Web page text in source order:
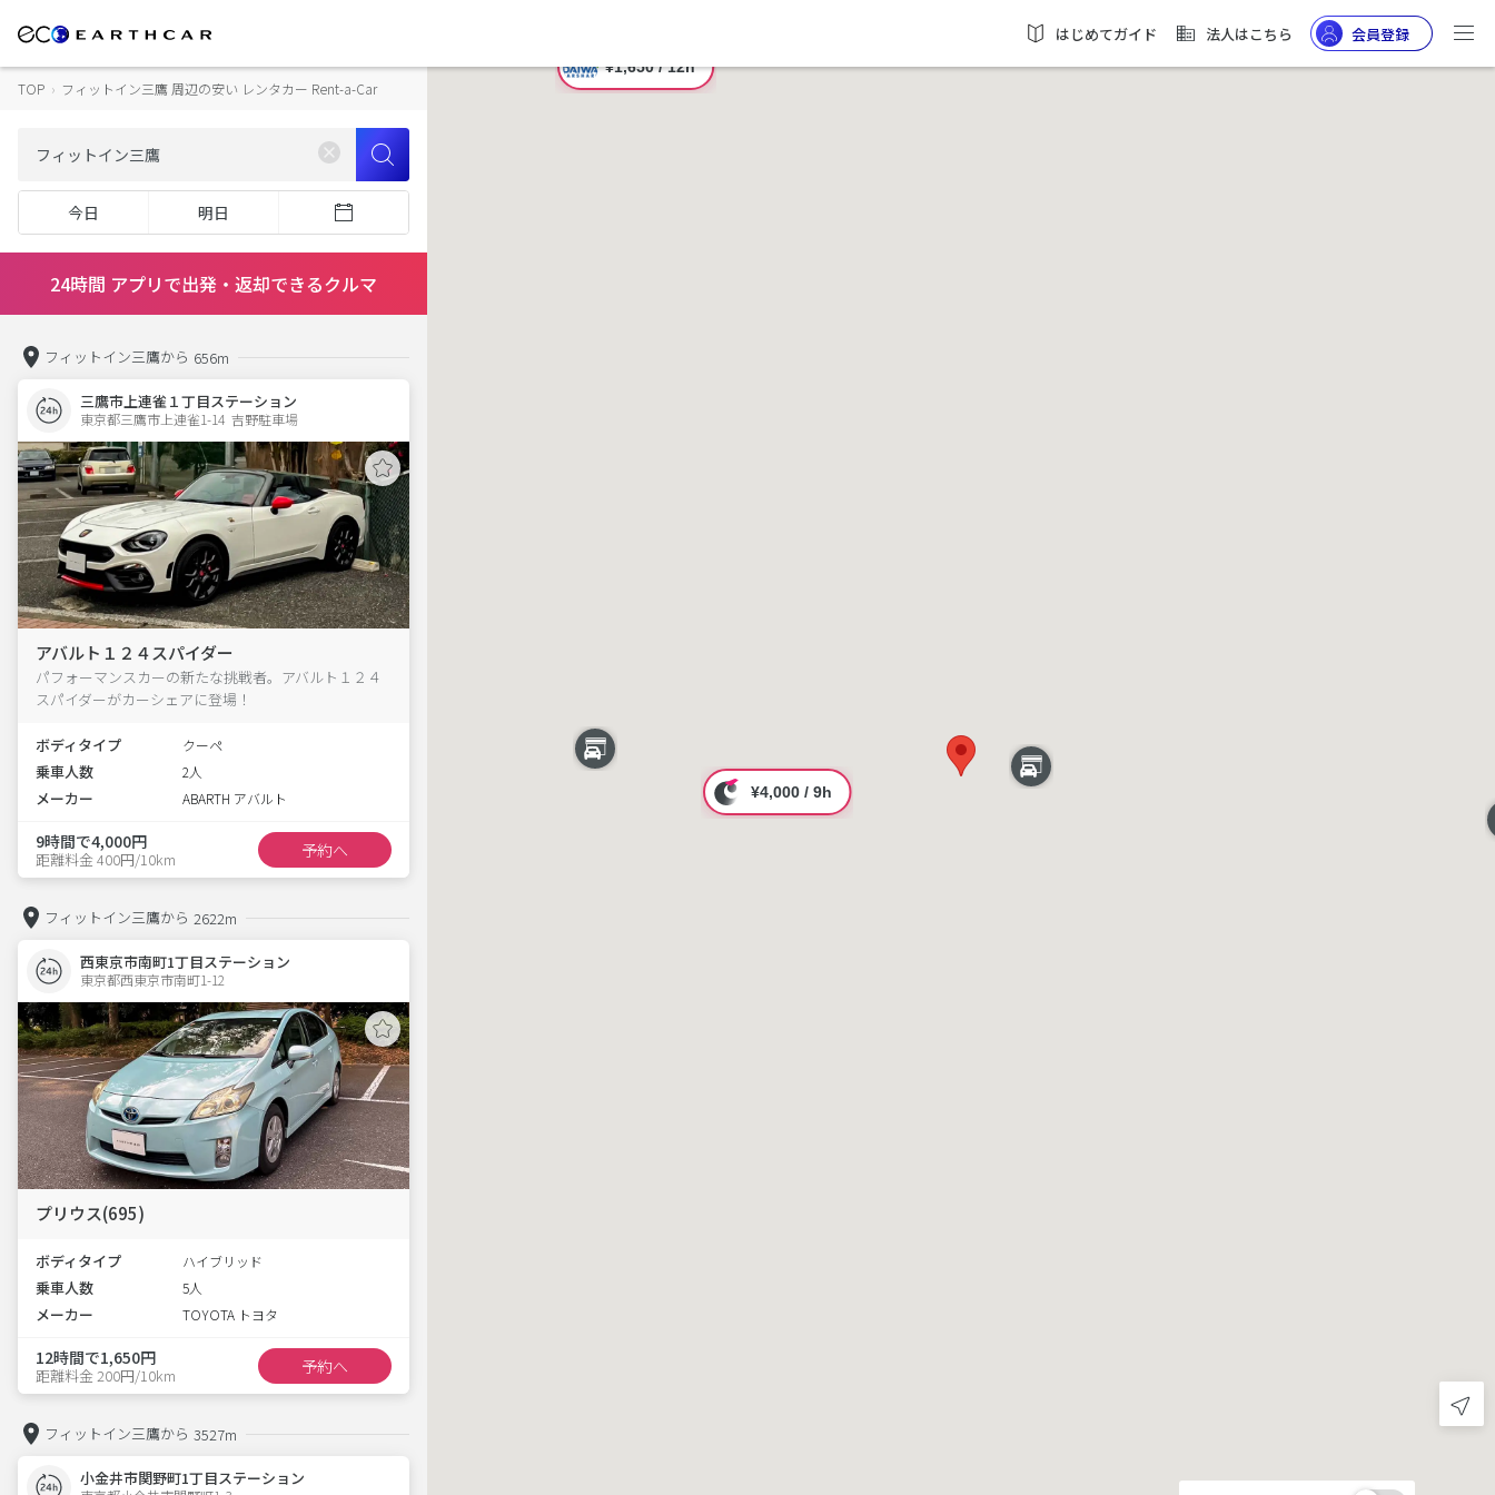
はじめてガイド 法人はこちら 会員登録
TOP › フィットイン三鷹 周辺の安い レンタカー Rent-a-Car
今日 明日
24時間 アプリで出発・返却できるクルマ
フィットイン三鷹から 656m
三鷹市上連雀１丁目ステーション
東京都三鷹市上連雀1-14  吉野駐車場
アバルト１２４スパイダー
パフォーマンスカーの新たな挑戦者。アバルト１２４
スパイダーがカーシェアに登場！
ボディタイプ クーペ
乗車人数 2人
メーカー ABARTH アバルト
9時間で4,000円
距離料金 400円/10km 予約へ
フィットイン三鷹から 2622m
西東京市南町1丁目ステーション
東京都西東京市南町1-12
プリウス(695)
ボディタイプ ハイブリッド
乗車人数 5人
メーカー TOYOTA トヨタ
12時間で1,650円
距離料金 200円/10km 予約へ
フィットイン三鷹から 3527m
小金井市関野町1丁目ステーション